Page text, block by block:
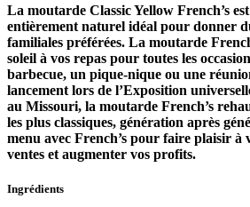
La moutarde Classic Yellow French’s
entièrement naturel idéal pour donner
familiales préférées. La moutarde
soleil à vos repas pour toutes les
barbecue, un pique-nique ou une
lancement lors de l’Exposition
au Missouri, la moutarde French’s
les plus classiques, génération après
menu avec French’s pour faire plaisir à
ventes et augmenter vos profits.
Ingrédients